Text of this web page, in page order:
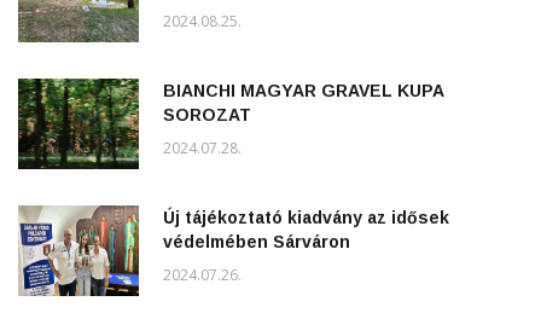
2024.08.25.
BIANCHI MAGYAR GRAVEL KUPA
SOROZAT
2024.07.28.
Új tájékoztató kiadvány az idősek
védelmében Sárváron
2024.07.26.